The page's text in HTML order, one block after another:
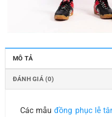
MÔ TẢ
ĐÁNH GIÁ (0)
Các mẫuđồng phục lễ